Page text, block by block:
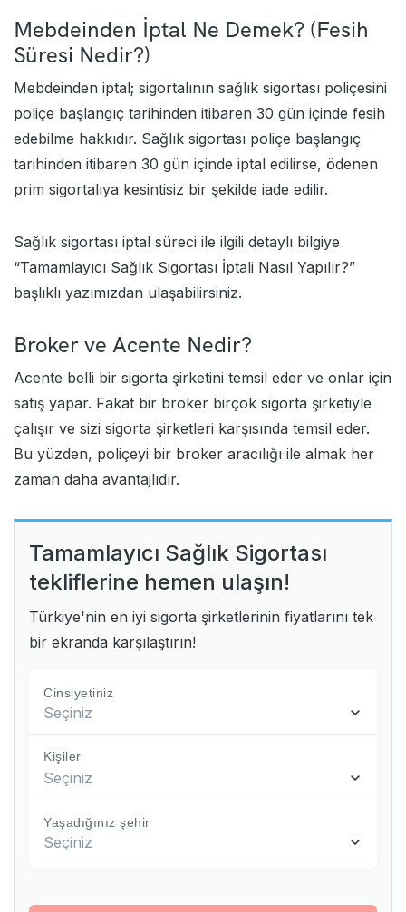
Mebdeinden İptal Ne Demek? (Fesih
Süresi Nedir?)
Mebdeinden iptal; sigortalının sağlık sigortası poliçesini
poliçe başlangıç tarihinden itibaren 30 gün içinde fesih
edebilme hakkıdır. Sağlık sigortası poliçe başlangıç
tarihinden itibaren 30 gün içinde iptal edilirse, ödenen
prim sigortalıya kesintisiz bir şekilde iade edilir.
Sağlık sigortası iptal süreci ile ilgili detaylı bilgiye
“Tamamlayıcı Sağlık Sigortası İptali Nasıl Yapılır?”
başlıklı yazımızdan ulaşabilirsiniz.
Broker ve Acente Nedir?
Acente belli bir sigorta şirketini temsil eder ve onlar için
satış yapar. Fakat bir broker birçok sigorta şirketiyle
çalışır ve sizi sigorta şirketleri karşısında temsil eder.
Bu yüzden, poliçeyi bir broker aracılığı ile almak her
zaman daha avantajlıdır.
Tamamlayıcı Sağlık Sigortası
tekliflerine hemen ulaşın!
Türkiye'nin en iyi sigorta şirketlerinin fiyatlarını tek
bir ekranda karşılaştırın!
Cinsiyetiniz
Seçiniz
Kişiler
Seçiniz
Yaşadığınız şehir
Seçiniz